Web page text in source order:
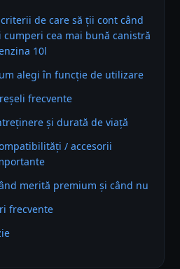
de care să ții cont când
cumperi cea mai bună canistră
10l
alegi în funcție de utilizare
frecvente
și durată de viață
/ accesorii
merită premium și când nu
frecvente